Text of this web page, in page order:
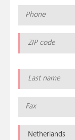
Netherlands